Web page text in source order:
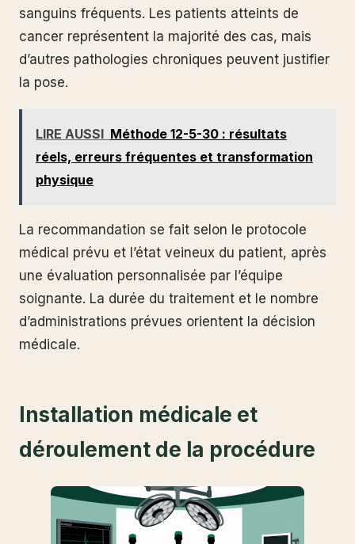
sanguins fréquents. Les patients atteints de
cancer représentent la majorité des cas, mais
d’autres pathologies chroniques peuvent justifier
la pose.
LIRE AUSSI Méthode 12-5-30 : résultats
réels, erreurs fréquentes et transformation
physique
La recommandation se fait selon le protocole
médical prévu et l’état veineux du patient, après
une évaluation personnalisée par l’équipe
soignante. La durée du traitement et le nombre
d’administrations prévues orientent la décision
médicale.
Installation médicale et
déroulement de la procédure